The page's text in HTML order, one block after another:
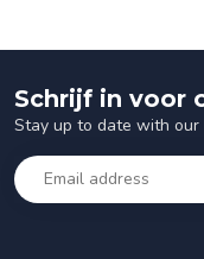
Schrijf in voor
Stay up to date with